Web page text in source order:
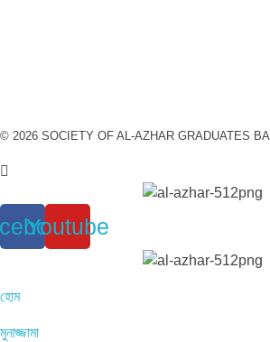
© 2026 SOCIETY OF AL-AZHAR GRADUATES
Youtube
হোম
মুনাজ্জামা